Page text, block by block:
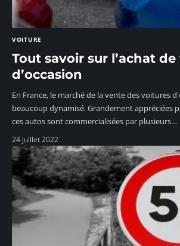
VOITURE
Tout savoir sur l’achat
d’occasion
En France, le marché de la vente des voitures
beaucoup dynamisé. Grandement appréciées
ces autos sont commercialisées par plusieurs…
24 juillet 2022